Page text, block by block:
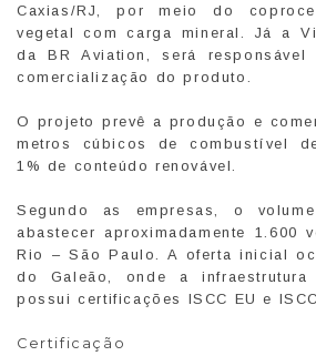
Caxias/RJ, por meio do
vegetal com carga mineral. Já a
da BR Aviation, será
comercialização do produto.
O projeto prevê a produção e
metros cúbicos de combustível
1% de conteúdo renovável.
Segundo as empresas, o
abastecer aproximadamente 1.600
Rio – São Paulo. A oferta inicial
do Galeão, onde a infraestrutura
possui certificações ISCC EU e
Certificação